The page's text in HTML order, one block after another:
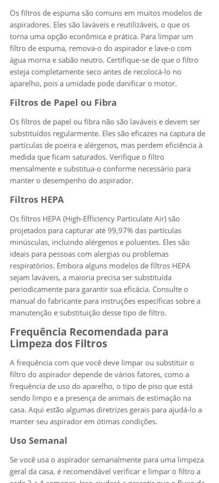
Os filtros de espuma são comuns em muitos modelos de
aspiradores. Eles são laváveis e reutilizáveis, o que os
torna uma opção econômica e prática. Para limpar um
filtro de espuma, remova-o do aspirador e lave-o com
água morna e sabão neutro. Certifique-se de que o filtro
esteja completamente seco antes de recolocá-lo no
aparelho, pois a umidade pode danificar o motor.
Filtros de Papel ou Fibra
Os filtros de papel ou fibra não são laváveis e devem ser
substituídos regularmente. Eles são eficazes na captura de
partículas de poeira e alérgenos, mas perdem eficiência à
medida que ficam saturados. Verifique o filtro
mensalmente e substitua-o conforme necessário para
manter o desempenho do aspirador.
Filtros HEPA
Os filtros HEPA (High-Efficiency Particulate Air) são
projetados para capturar até 99,97% das partículas
minúsculas, incluindo alérgenos e poluentes. Eles são
ideais para pessoas com alergias ou problemas
respiratórios. Embora alguns modelos de filtros HEPA
sejam laváveis, a maioria precisa ser substituída
periodicamente para garantir sua eficácia. Consulte o
manual do fabricante para instruções específicas sobre a
manutenção e substituição desse tipo de filtro.
Frequência Recomendada para
Limpeza dos Filtros
A frequência com que você deve limpar ou substituir o
filtro do aspirador depende de vários fatores, como a
frequência de uso do aparelho, o tipo de piso que está
sendo limpo e a presença de animais de estimação na
casa. Aqui estão algumas diretrizes gerais para ajudá-lo a
manter seu aspirador em ótimas condições.
Uso Semanal
Se você usa o aspirador semanalmente para uma limpeza
geral da casa, é recomendável verificar e limpar o filtro a